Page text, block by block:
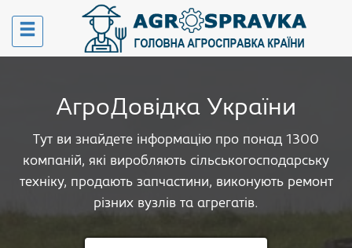
АгроДовідка України
Тут ви знайдете інформацію про понад 1300
компаній, які виробляють сільськогосподарську
техніку, продають запчастини, виконують ремонт
різних вузлів та агрегатів.